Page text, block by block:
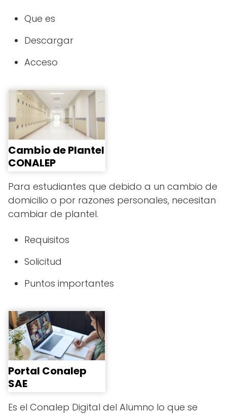
Que es
Descargar
Acceso
Cambio de Plantel
CONALEP
Para estudiantes que debido a un cambio de
domicilio o por razones personales, necesitan
cambiar de plantel.
Requisitos
Solicitud
Puntos importantes
Portal Conalep
SAE
Es el Conalep Digital del Alumno lo que se